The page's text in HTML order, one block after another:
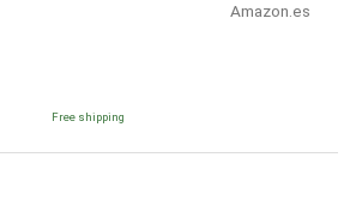
Amazon.es
Free shipping